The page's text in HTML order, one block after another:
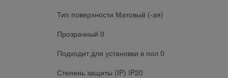
Тип поверхности Матовый (-ая)
Прозрачный 0
Подходит для установки в пол 0
Степень защиты (IP) IP20